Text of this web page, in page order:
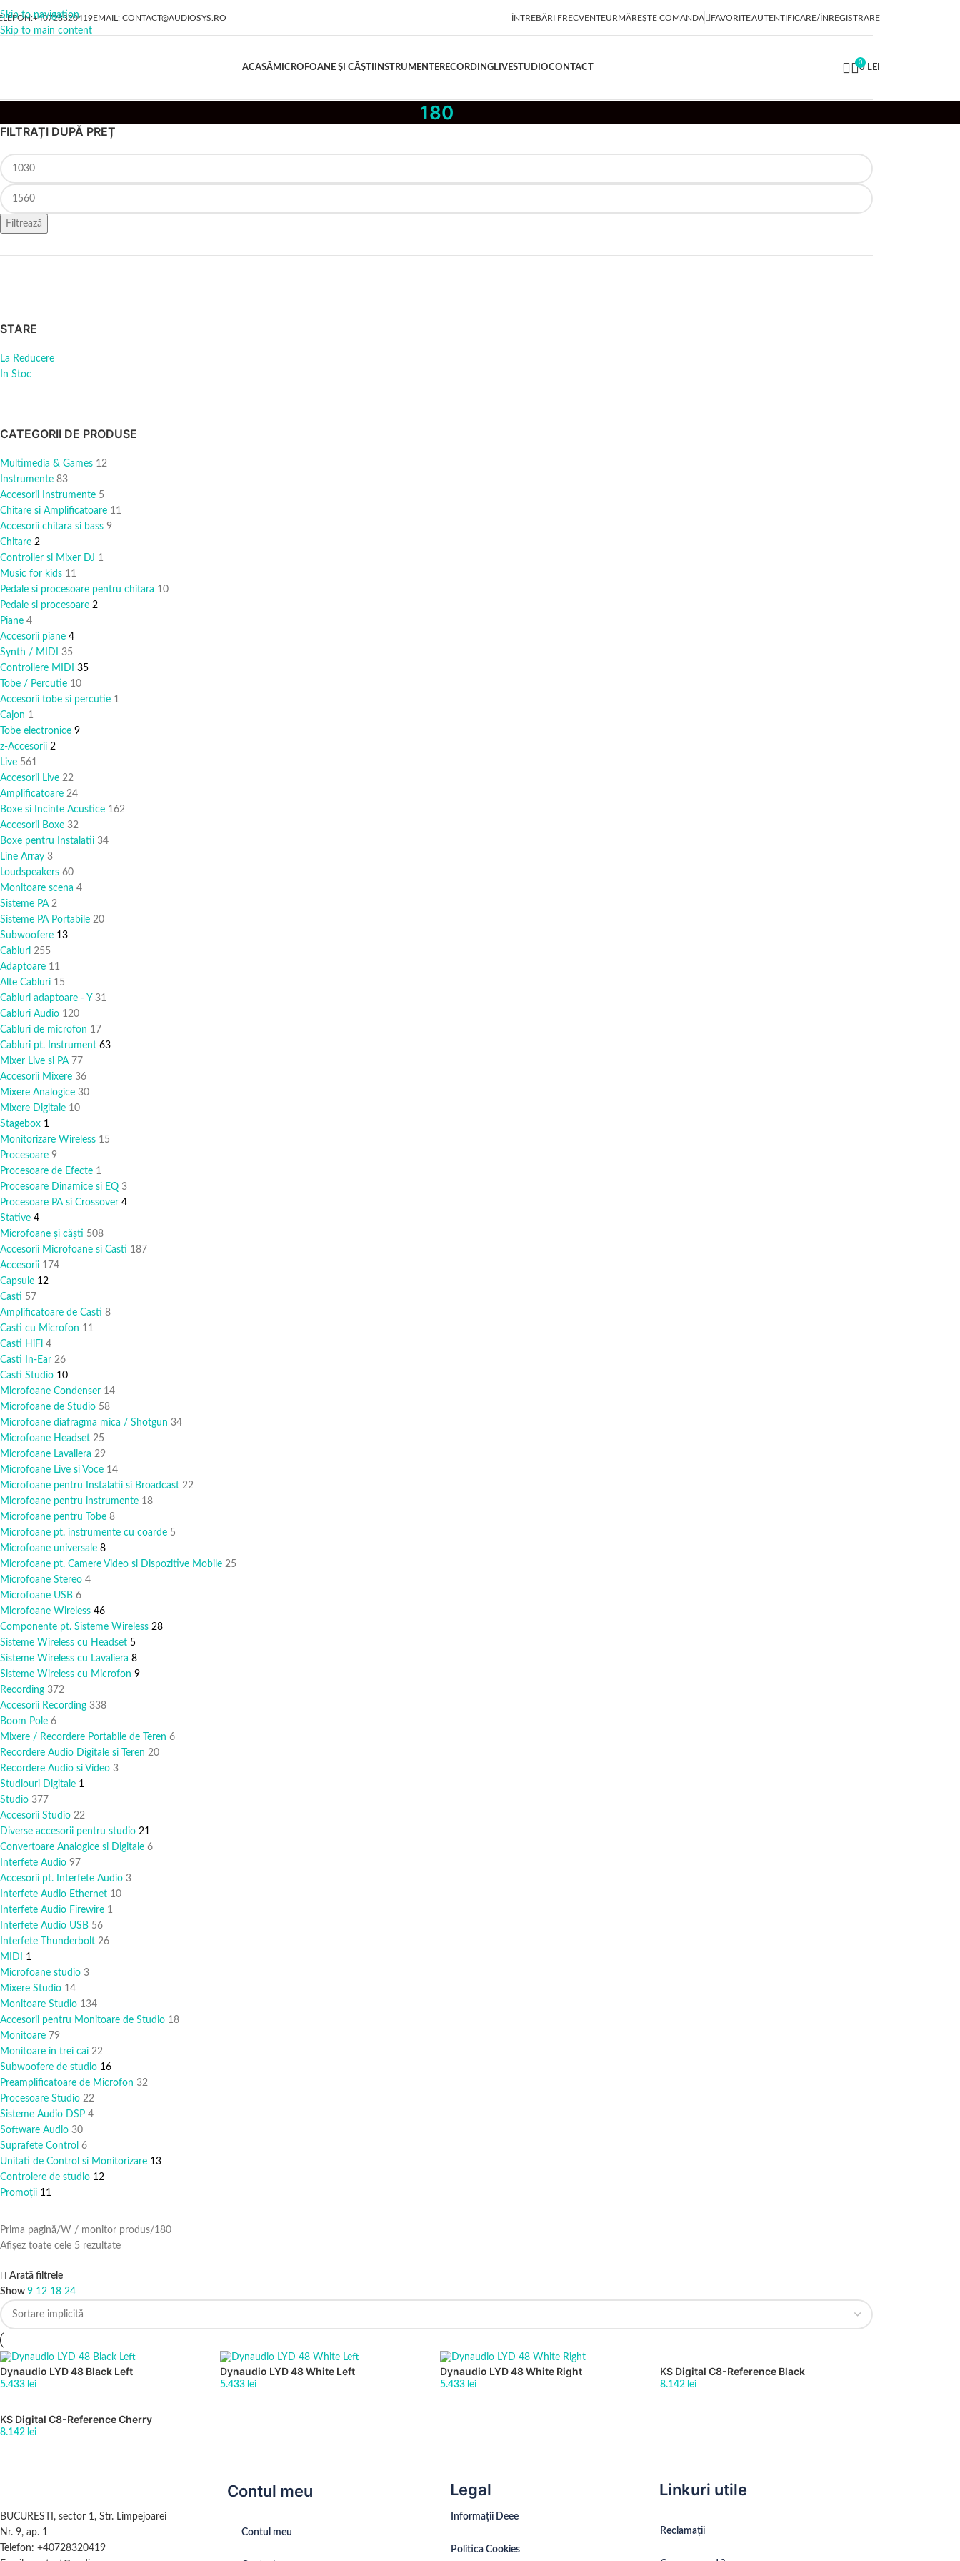
Skip to navigation
Skip to main content
EMAIL: CONTACT@AUDIOSYS.RO ÎNTREBĂRI FRECVENTEURMĂREȘTE COMANDA FAVORITEAUTENTIFICARE/ÎNREGISTRARE
ACASĂMICROFOANE ȘI CĂȘTI INSTRUMENTERECORDINGLIVESTUDIOCONTACT
0
0 LEI
180
FILTRAȚI DUPĂ PREȚ
Filtrează
STARE
La Reducere
In Stoc
CATEGORII DE PRODUSE
Multimedia & Games 12
Instrumente 83
Accesorii Instrumente 5
Chitare si Amplificatoare 11
Accesorii chitara si bass 9
Chitare 2
Controller si Mixer DJ 1
Music for kids 11
Pedale si procesoare pentru chitara 10
Pedale si procesoare 2
Piane 4
Accesorii piane 4
Synth / MIDI
35
Controllere MIDI
35
Tobe / Percutie 10
Accesorii tobe si percutie 1
Cajon 1
Tobe electronice 9
z-Accesorii 2
Live 561
Accesorii Live 22
Amplificatoare 24
Boxe si Incinte Acustice 162
Accesorii Boxe 32
Boxe pentru Instalatii 34
Line Array 3
Loudspeakers 60
Monitoare scena 4
Sisteme PA 2
Sisteme PA Portabile 20
Subwoofere 13
Cabluri 255
Adaptoare 11
Alte Cabluri 15
Cabluri adaptoare - Y 31
Cabluri Audio 120
Cabluri de microfon 17
Cabluri pt. Instrument 63
Mixer Live si PA 77
Accesorii Mixere 36
Mixere Analogice 30
Mixere Digitale 10
Stagebox 1
Monitorizare Wireless 15
Procesoare 9
Procesoare de Efecte 1
Procesoare Dinamice si EQ 3
Procesoare PA si Crossover 4
Stative 4
Microfoane și căști 508
Accesorii Microfoane si Casti 187
Accesorii 174
Capsule 12
Casti 57
Amplificatoare de Casti 8
Casti cu Microfon 11
Casti HiFi 4
Casti In-Ear 26
Casti Studio 10
Microfoane Condenser 14
Microfoane de Studio 58
Microfoane diafragma mica / Shotgun 34
Microfoane Headset 25
Microfoane Lavaliera 29
Microfoane Live si Voce 14
Microfoane pentru Instalatii si Broadcast 22
Microfoane pentru instrumente 18
Microfoane pentru Tobe 8
Microfoane pt. instrumente cu coarde 5
Microfoane universale 8
Microfoane pt. Camere Video si Dispozitive Mobile 25
Microfoane Stereo 4
Microfoane USB 6
Microfoane Wireless 46
Componente pt. Sisteme Wireless 28
Sisteme Wireless cu Headset 5
Sisteme Wireless cu Lavaliera 8
Sisteme Wireless cu Microfon 9
Recording 372
Accesorii Recording 338
Boom Pole 6
Mixere / Recordere Portabile de Teren 6
Recordere Audio Digitale si Teren 20
Recordere Audio si Video 3
Studiouri Digitale 1
Studio 377
Accesorii Studio 22
Diverse accesorii pentru studio 21
Convertoare Analogice si Digitale 6
Interfete Audio 97
Accesorii pt. Interfete Audio 3
Interfete Audio Ethernet 10
Interfete Audio Firewire 1
Interfete Audio USB 56
Interfete Thunderbolt 26
MIDI
1
Microfoane studio 3
Mixere Studio 14
Monitoare Studio 134
Accesorii pentru Monitoare de Studio 18
Monitoare 79
Monitoare in trei cai 22
Subwoofere de studio 16
Preamplificatoare de Microfon 32
Procesoare Studio 22
Sisteme Audio DSP 4
Software Audio 30
Suprafete Control 6
Unitati de Control si Monitorizare 13
Controlere de studio 12
Promoții 11
Prima pagină W / monitor produs 180
Afișez toate cele 5 rezultate
Arată filtrele
Show 9 12 18 24
Dynaudio LYD 48 Black Left
5.433 lei
Dynaudio LYD 48 White Left
5.433 lei
Dynaudio LYD 48 White Right
5.433 lei
KS Digital C8-Reference Black
8.142 lei
KS Digital C8-Reference Cherry
8.142 lei
BUCURESTI, sector 1, Str. Limpejoarei
Nr. 9, ap. 1
Telefon: +40728320419
Contul meu
Contul meu
Legal
Informații Deee
Politica Cookies
Linkuri utile
Reclamații